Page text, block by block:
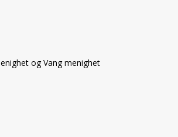
og Vang menighet